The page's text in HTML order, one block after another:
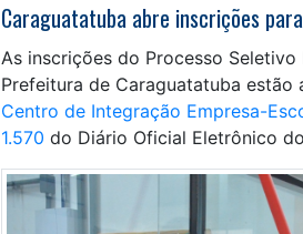
Caraguatatuba abre inscrições
As inscrições do Processo
Prefeitura de Caraguatatuba
Centro de Integração Empresa-
1.570 do Diário Oficial Eletrônico